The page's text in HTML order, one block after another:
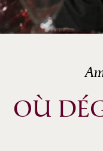
OÙ